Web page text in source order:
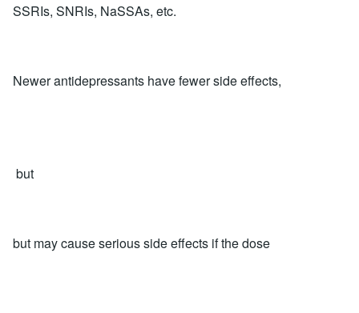
SSRIs, SNRIs, NaSSAs, etc.
Newer antidepressants have fewer side effects,
but
but may cause serious side effects if the dose